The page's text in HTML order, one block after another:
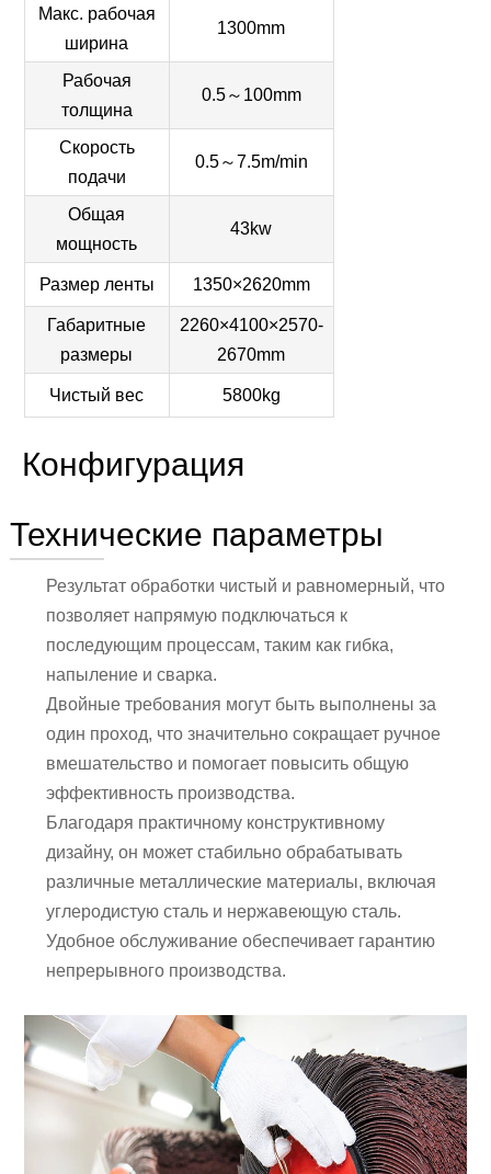
Макс. рабочая
ширина
1300mm
Рабочая
толщина
0.5～100mm
Скорость
подачи
0.5～7.5m/min
Общая
мощность
43kw
Размер ленты 1350×2620mm
Габаритные
размеры
2260×4100×2570-
2670mm
Чистый вес 5800kg
Конфигурация
Технические параметры
Результат обработки чистый и равномерный, что
позволяет напрямую подключаться к
последующим процессам, таким как гибка,
напыление и сварка.
Двойные требования могут быть выполнены за
один проход, что значительно сокращает ручное
вмешательство и помогает повысить общую
эффективность производства.
Благодаря практичному конструктивному
дизайну, он может стабильно обрабатывать
различные металлические материалы, включая
углеродистую сталь и нержавеющую сталь.
Удобное обслуживание обеспечивает гарантию
непрерывного производства.